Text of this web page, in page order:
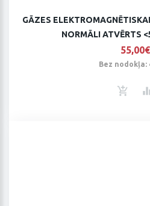
GĀZES
NORMĀLI ATVĒRTS
55,00€
Bez nodokļa: